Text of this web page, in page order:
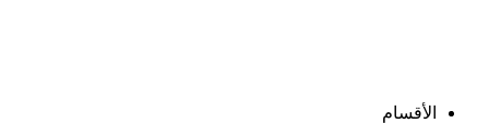
الأقسام